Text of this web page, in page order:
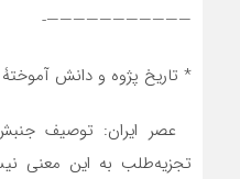
———————————-
* تاریخ پژوه و دانش
عصر ایران: توصیف
تجزیه‌طلب به این معنی